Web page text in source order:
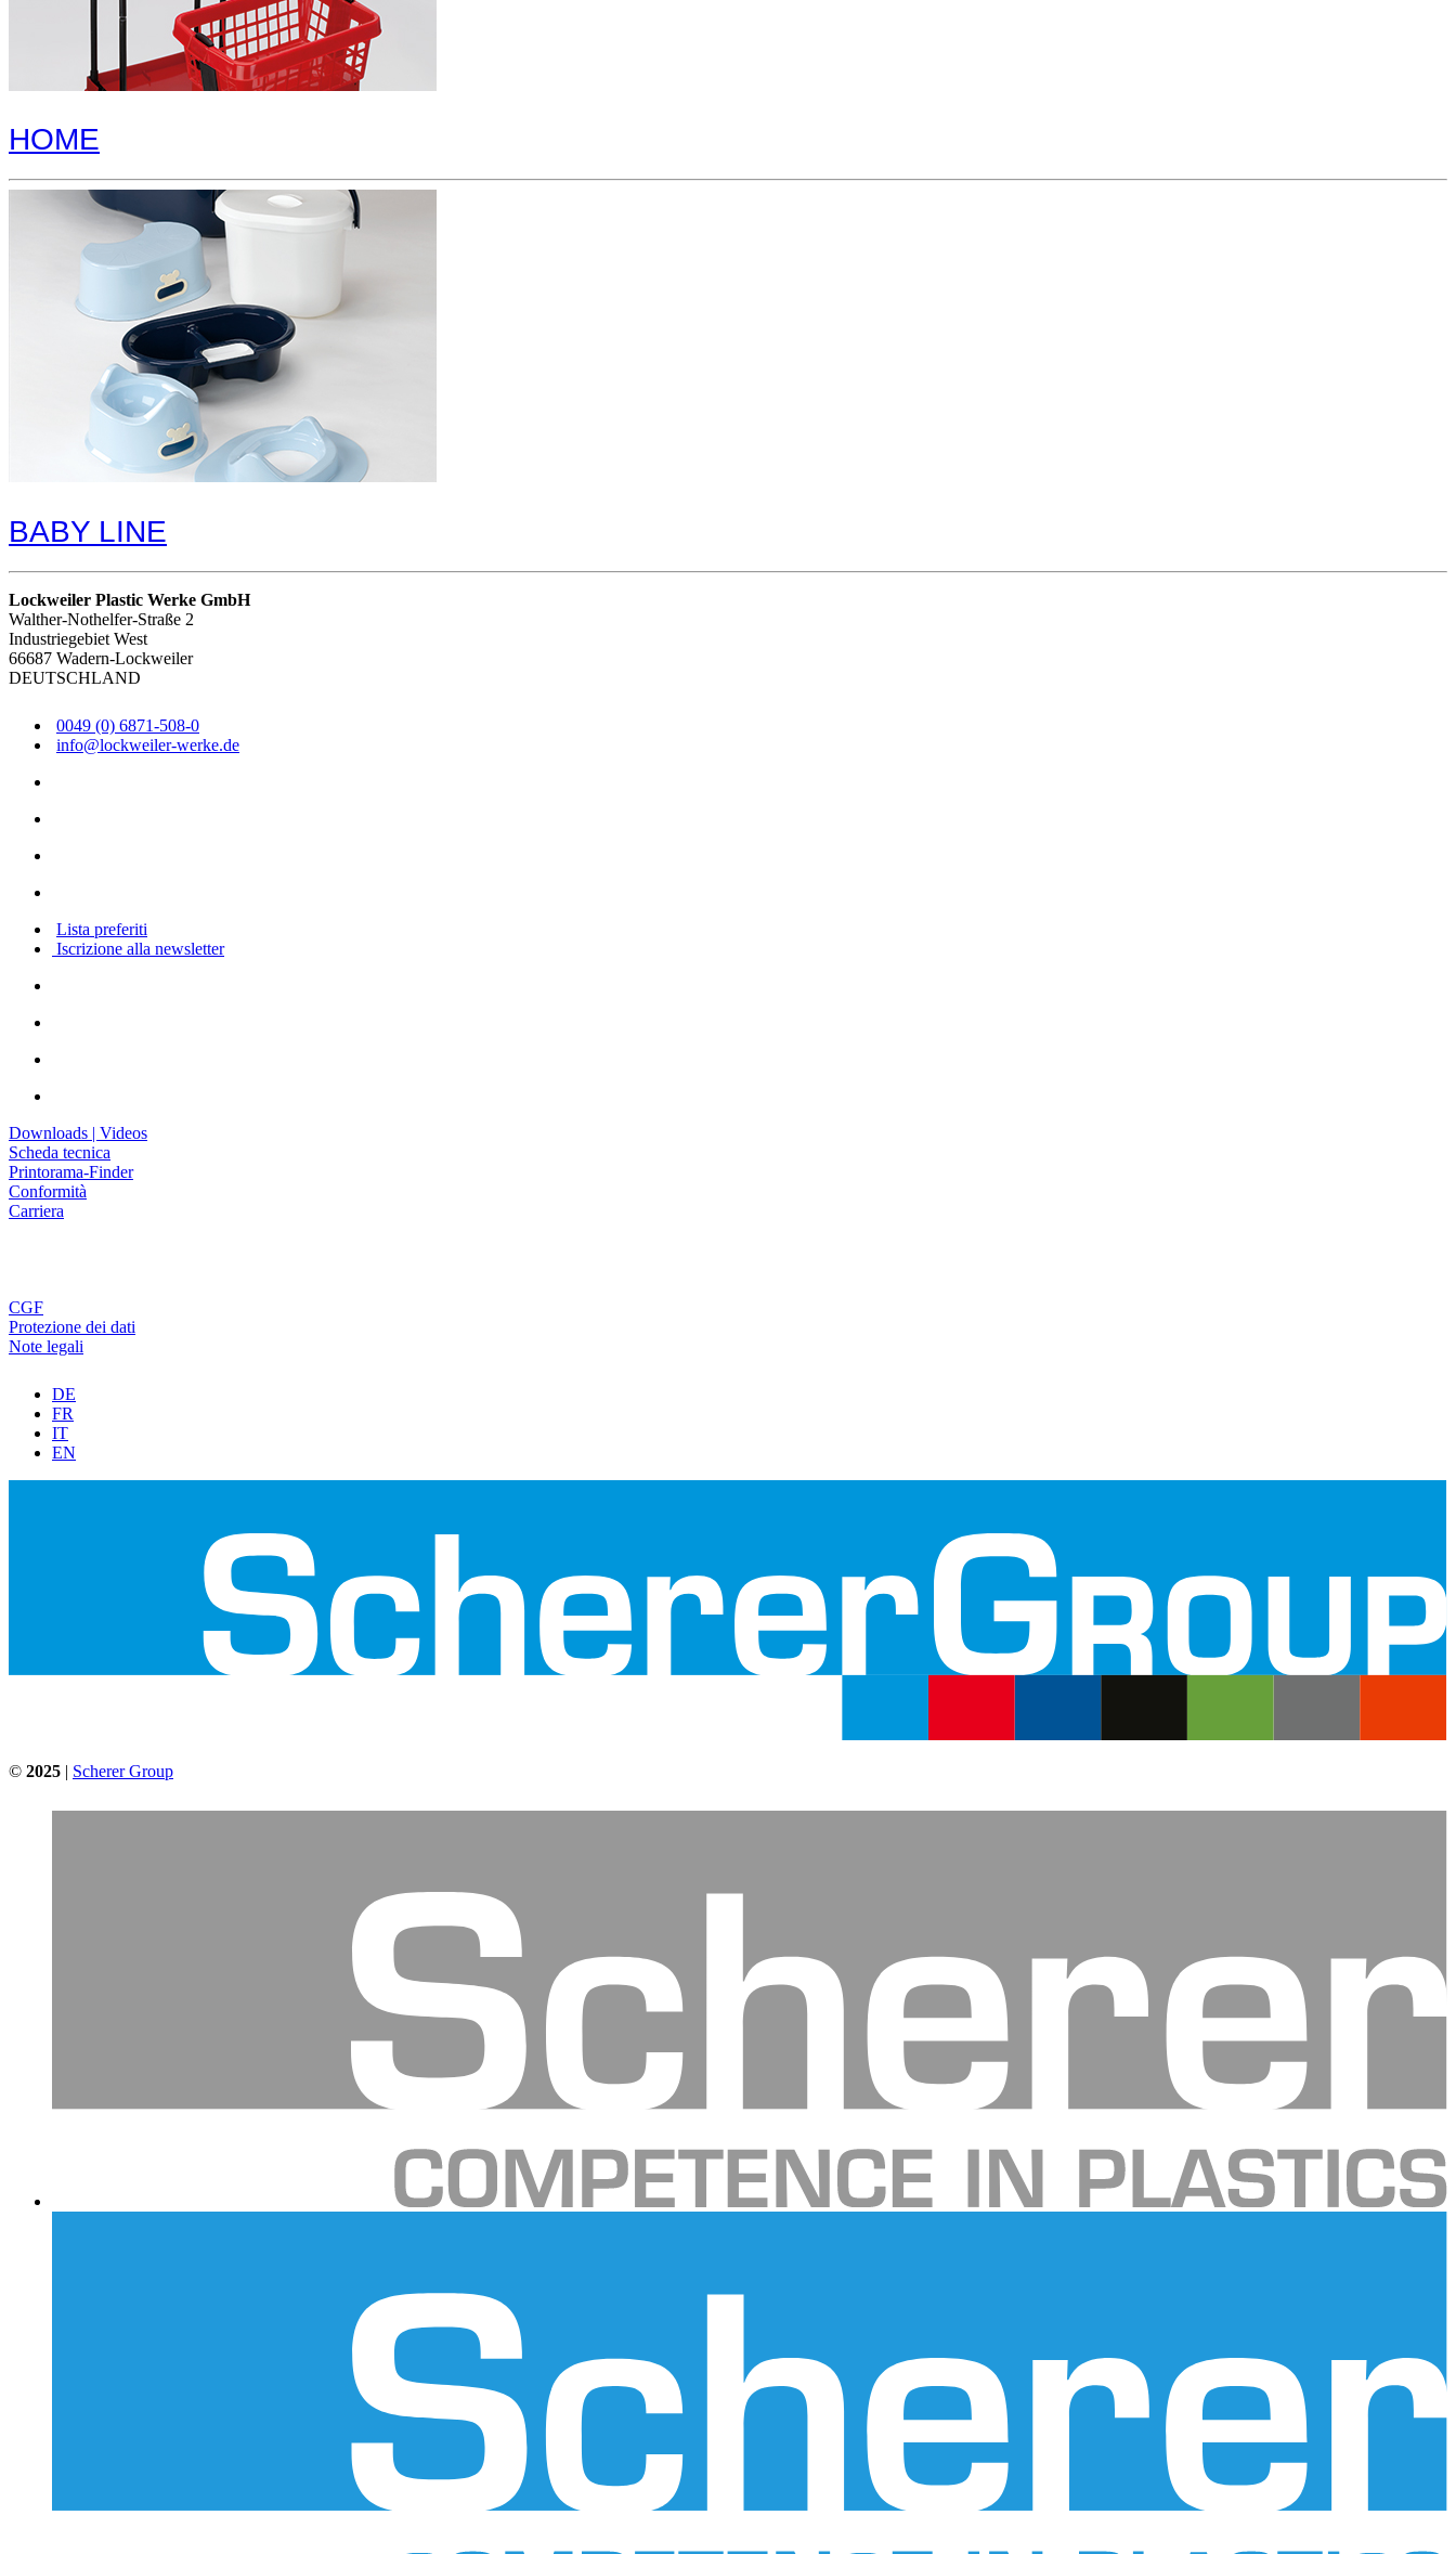
HOME
BABY LINE
Lockweiler Plastic Werke GmbH
Walther-Nothelfer-Straße 2
Industriegebiet West
66687 Wadern-Lockweiler
DEUTSCHLAND
0049 (0) 6871-508-0
info@lockweiler-werke.de
Lista preferiti
Iscrizione alla newsletter
Downloads | Videos
Scheda tecnica
Printorama-Finder
Conformità
Carriera
CGF
Protezione dei dati
Note legali
DE
FR
IT
EN
© 2025 | Scherer Group